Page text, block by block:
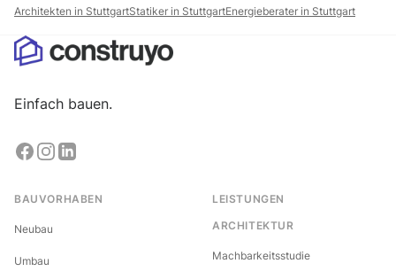
Architekten in StuttgartStatiker in StuttgartEnergieberater in Stuttgart
Einfach bauen.
BAUVORHABEN
Neubau
Umbau
LEISTUNGEN
ARCHITEKTUR
Machbarkeitsstudie